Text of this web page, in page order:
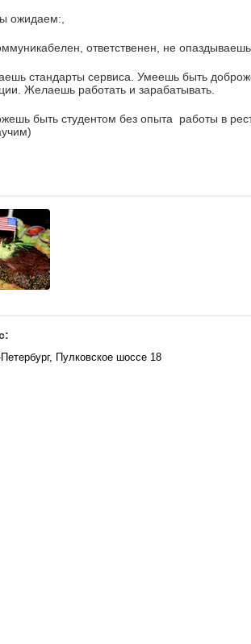
ожидаем:,
ответственен, не опаздываешь
стандарты сервиса. Умеешь быть
Желаешь работать и зарабатывать.
быть студентом без опыта работы в
Пулковское шоссе 18